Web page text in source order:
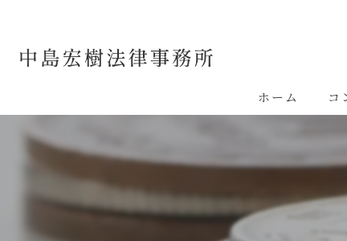
ホーム コ